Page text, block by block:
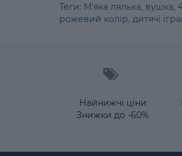
Теги: М'яка лялька, вушка,
рожевий колір, дитячі
Найнижчі ціни
Знижки до -60%